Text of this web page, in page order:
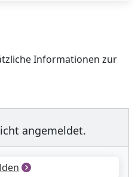
Informationen zur
angemeldet.